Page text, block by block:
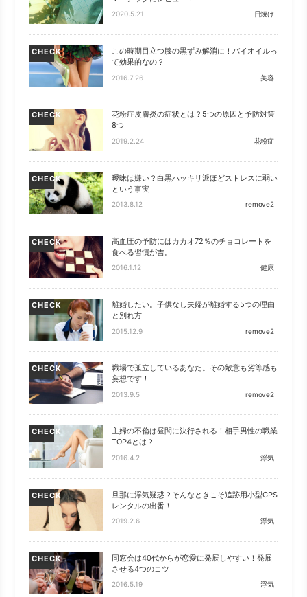
2020.5.21 日焼け
CHECK
この時期目立つ膝の黒ずみ解消に！バイオイルっ
て効果的なの？
2016.7.26 美容
CHECK
花粉症皮膚炎の症状とは？5つの原因と予防対策
8つ
2019.2.24 花粉症
CHECK
曖昧は嫌い？白黒ハッキリ派ほどストレスに弱い
という事実
2013.8.12 remove2
CHECK
高血圧の予防にはカカオ72％のチョコレートを
食べる習慣が吉。
2016.1.12 健康
CHECK
離婚したい。子供なし夫婦が離婚する5つの理由
と別れ方
2015.12.9 remove2
CHECK
職場で孤立しているあなた。その敵意も劣等感も
妄想です！
2013.9.5 remove2
CHECK
主婦の不倫は昼間に決行される！相手男性の職業
TOP4とは？
2016.4.2 浮気
CHECK
旦那に浮気疑惑？そんなときこそ追跡用小型GPS
レンタルの出番！
2019.2.6 浮気
CHECK
同窓会は40代からが恋愛に発展しやすい！発展
させる4つのコツ
2016.5.19 浮気